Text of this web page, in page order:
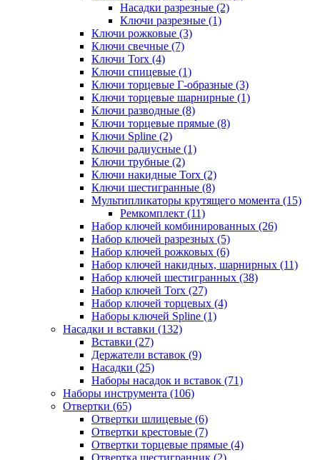
Насадки разрезные (2)
Ключи разрезные (1)
Ключи рожковые (3)
Ключи свечные (7)
Ключи Torx (4)
Ключи спицевые (1)
Ключи торцевые Г-образные (3)
Ключи торцевые шарнирные (1)
Ключи разводные (8)
Ключи торцевые прямые (8)
Ключи Spline (2)
Ключи радиусные (1)
Ключи трубные (2)
Ключи накидные Torx (2)
Ключи шестигранные (8)
Мультипликаторы крутящего момента (15)
Ремкомплект (11)
Набор ключей комбинированных (26)
Набор ключей разрезных (5)
Набор ключей рожковых (6)
Набор ключей накидных, шарнирных (11)
Набор ключей шестигранных (38)
Набор ключей Torx (27)
Набор ключей торцевых (4)
Наборы ключей Spline (1)
Насадки и вставки (132)
Вставки (27)
Держатели вставок (9)
Насадки (25)
Наборы насадок и вставок (71)
Наборы инструмента (106)
Отвертки (65)
Отвертки шлицевые (6)
Отвертки крестовые (7)
Отвертки торцевые прямые (4)
Отвертка шестигранник (2)